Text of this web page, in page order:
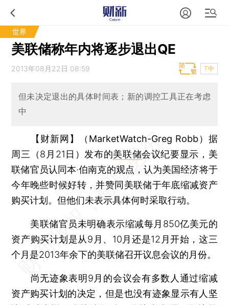
世界
美联储称年内将逐步退出QE
2013年08月22日 08:59 T中
但未决定退出的具体时间表；新的调控工具正在考虑
中
【财新网】（MarketWatch-Greg Robb） 据
周三（8月21日）发布的美联储会议纪要显示，美
联储官员认同本·伯南克的观点，认为美国经济将于
今年晚些时候好转，并赞同美联储于年底缩减资产
购买计划。但他们未表示具体何时采取行动。
美联储官员未明确表示缩减每月850亿美元的
资产购买计划是从9月、10月还是12月开始，这三
个月是2013年余下的美联储召开议息会议的月份。
尚无迹象表明9月的会议会有多数人通过缩减
资产购买计划的决定，但是也没有迹象显示有人坚